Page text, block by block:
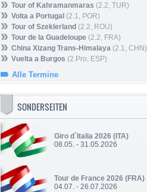
Tour of Kahramanmaras (2.2, TUR)
Volta a Portugal (2.1, POR)
Tour of Szeklerland (2.2, ROU)
Tour de la Guadeloupe (2.2, FRA)
China Xizang Trans-Himalaya (2.1, CHN)
Vuelta a Burgos (2.Pro, ESP)
Alle Termine
SONDERSEITEN
Giro d`Italia 2026 (ITA)
08.05. - 31.05.2026
Tour de France 2026 (FRA)
04.07. - 26.07.2026